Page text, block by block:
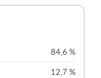
84,6 %
12,7 %